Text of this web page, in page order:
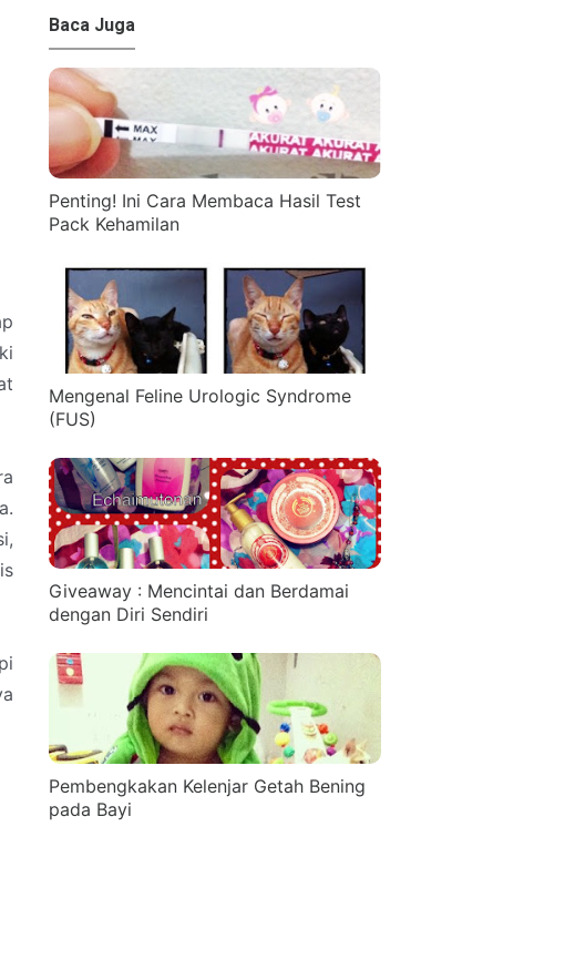
Baca Juga
Penting! Ini Cara Membaca Hasil Test
Pack Kehamilan
Mengenal Feline Urologic Syndrome
(FUS)
Giveaway : Mencintai dan Berdamai
dengan Diri Sendiri
Pembengkakan Kelenjar Getah Bening
pada Bayi